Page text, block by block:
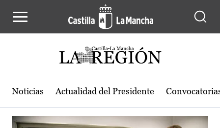
Actualidad de la región de Castilla-
Noticias Actualidad del Presidente